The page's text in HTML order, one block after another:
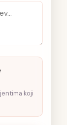
koji